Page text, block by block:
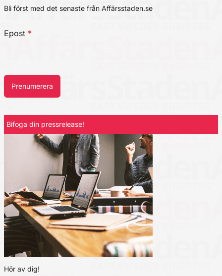
Bli först med det senaste från Affärsstaden.se
Epost *
Prenumerera
Bifoga din pressrelease!
Hör av dig!